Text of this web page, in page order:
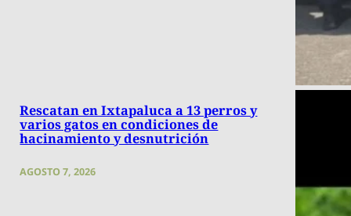
Rescatan en Ixtapaluca a 13 perros y
varios gatos en condiciones de
hacinamiento y desnutrición
AGOSTO 7, 2026